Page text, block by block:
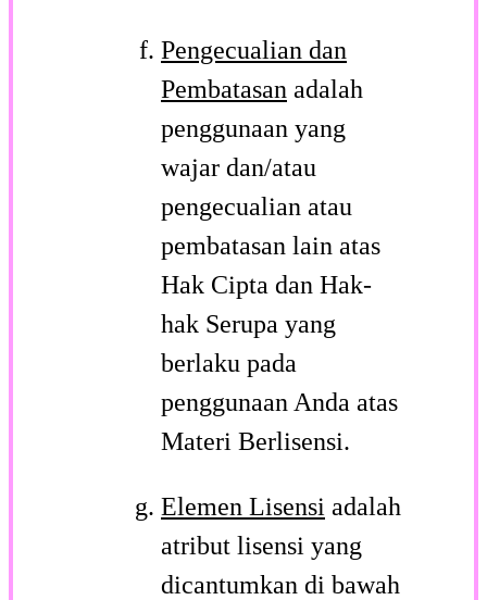
Pengecualian dan
Pembatasan adalah
penggunaan yang
wajar dan/atau
pengecualian atau
pembatasan lain atas
Hak Cipta dan Hak-
hak Serupa yang
berlaku pada
penggunaan Anda atas
Materi Berlisensi.
Elemen Lisensi adalah
atribut lisensi yang
dicantumkan di bawah